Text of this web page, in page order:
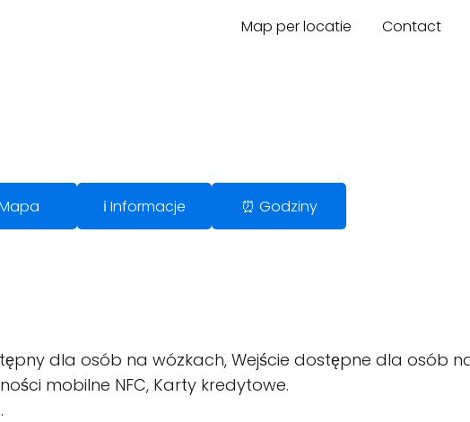
Map per locatie Contact
ℹ️ Informacje ⏰ Godziny
dla osób na wózkach, Wejście dostępne dla osób
mobilne NFC, Karty kredytowe.